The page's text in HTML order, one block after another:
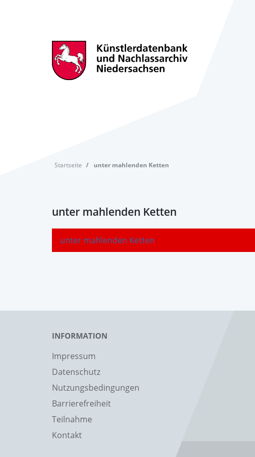
Startseite unter mahlenden Ketten
unter mahlenden Ketten
unter mahlenden Ketten
INFORMATION
Impressum
Datenschutz
Nutzungsbedingungen
Barrierefreiheit
Teilnahme
Kontakt